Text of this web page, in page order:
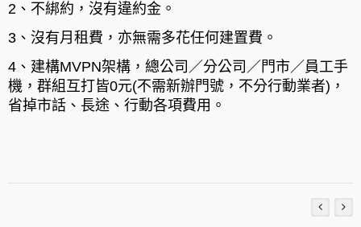
2、不綁約，沒有違約金。
3、沒有月租費，亦無需多花任何建置費。
4、建構MVPN架構，總公司／分公司／門市／員工手
機，群組互打皆0元(不需新辦門號，不分行動業者)，
省掉市話、長途、行動各項費用。